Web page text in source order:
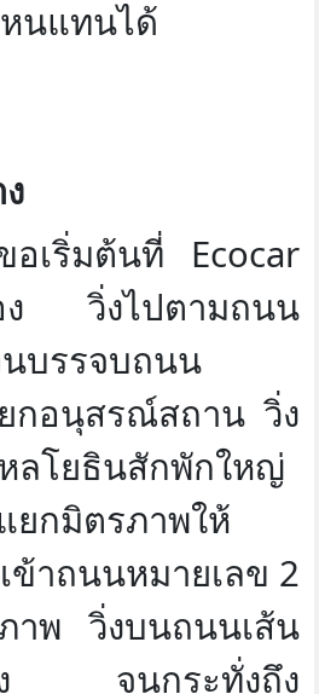
นแทนได้
เริ่มต้นที่ Ecocar
ง วิ่งไปตามถนน
บรรจบถนน
กอนุสรณ์สถาน วิ่ง
ลโยธินสักพักใหญ่
ยกมิตรภาพให้
ข้าถนนหมายเลข 2
าพ วิ่งบนถนนเส้น
ง จนกระทั่งถึง